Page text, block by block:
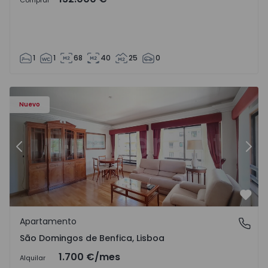
1 1 68 40 25 0
Nuevo
Anterior
São Domingos de Benfica, Lisboa
Apartamento
São Domingos de Benfica, Lisboa
Alquilar 1.700 €/mes